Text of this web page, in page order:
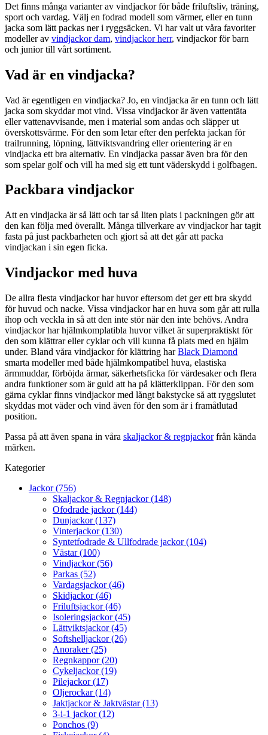
Det finns många varianter av vindjackor för både friluftsliv, träning,
sport och vardag. Välj en fodrad modell som värmer, eller en tunn
jacka som lätt packas ner i ryggsäcken. Vi har valt ut våra favoriter
modeller av vindjackor dam, vindjackor herr, vindjackor för barn
och junior till vårt sortiment.
Vad är en vindjacka?
Vad är egentligen en vindjacka? Jo, en vindjacka är en tunn och lätt
jacka som skyddar mot vind. Vissa vindjackor är även vattentäta
eller vattenavvisande, men i material som andas och släpper ut
överskottsvärme. För den som letar efter den perfekta jackan för
trailrunning, löpning, lättviktsvandring eller orientering är en
vindjacka ett bra alternativ. En vindjacka passar även bra för den
som spelar golf och vill ha med sig ett tunt väderskydd i golfbagen.
Packbara vindjackor
Att en vindjacka är så lätt och tar så liten plats i packningen gör att
den kan följa med överallt. Många tillverkare av vindjackor har tagit
fasta på just packbarheten och gjort så att det går att packa
vindjackan i sin egen ficka.
Vindjackor med huva
De allra flesta vindjackor har huvor eftersom det ger ett bra skydd
för huvud och nacke. Vissa vindjackor har en huva som går att rulla
ihop och veckla in så att den inte stör när den inte behövs. Andra
vindjackor har hjälmkomplatibla huvor vilket är superpraktiskt för
den som klättrar eller cyklar och vill kunna få plats med en hjälm
under. Bland våra vindjackor för klättring harBlack Diamond
smarta modeller med både hjälmkompatibel huva, elastiska
ärmmuddar, förböjda ärmar, säkerhetsficka för värdesaker och flera
andra funktioner som är guld att ha på klätterklippan. För den som
gärna cyklar finns vindjackor med långt bakstycke så att ryggslutet
skyddas mot väder och vind även för den som är i framåtlutad
position.
Passa på att även spana in våra skaljackor & regnjackorfrån kända
märken.
Kategorier
Jackor (756)
Skaljackor & Regnjackor (148)
Ofodrade jackor (144)
Dunjackor (137)
Vinterjackor (130)
Syntetfodrade & Ullfodrade jackor (104)
Västar (100)
Vindjackor (56)
Parkas (52)
Vardagsjackor (46)
Skidjackor (46)
Friluftsjackor (46)
Isoleringsjackor (45)
Lättviktsjackor (45)
Softshelljackor (26)
Anoraker (25)
Regnkappor (20)
Cykeljackor (19)
Pilejackor (17)
Oljerockar (14)
Jaktjackor & Jaktvästar (13)
3-i-1 jackor (12)
Ponchos (9)